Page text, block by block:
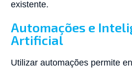
existente.
Automações e
Artificial
Utilizar automações permite